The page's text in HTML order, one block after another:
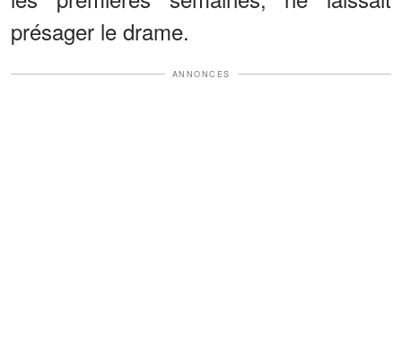
présager le drame.
ANNONCES